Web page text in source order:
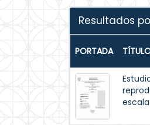
Resultados
PORTADA
escala.